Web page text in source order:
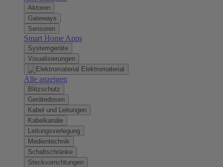
Aktoren
Gateways
Sensoren
Smart Home Apps
Systemgeräte
Visualisierungen
Elektromaterial
Alle anzeigen
Blitzschutz
Gerätedosen
Kabel und Leitungen
Kabelkanäle
Leitungsverlegung
Medientechnik
Schaltschränke
Steckvorrichtungen